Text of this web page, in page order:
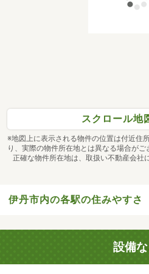
スクロール地
※地図上に表示される物件の位置は付近住
り、実際の物件所在地とは異なる場合がご
正確な物件所在地は、取扱い不動産会社
伊丹市内の各駅の住みやすさ
設備